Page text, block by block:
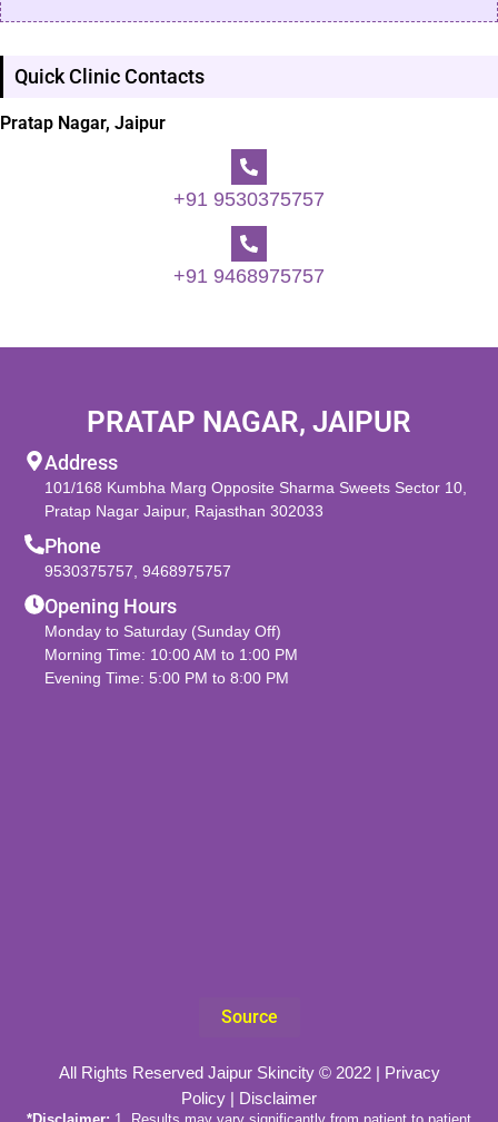
Quick Clinic Contacts
Pratap Nagar, Jaipur
+91 9530375757
+91 9468975757
PRATAP NAGAR, JAIPUR
Address
101/168 Kumbha Marg Opposite Sharma Sweets Sector 10,
Pratap Nagar Jaipur, Rajasthan 302033
Phone
9530375757,9468975757
Opening Hours
Monday to Saturday (Sunday Off)
Morning Time: 10:00 AM to 1:00 PM
Evening Time: 5:00 PM to 8:00 PM
Source
All Rights Reserved Jaipur Skincity © 2022 | Privacy
Policy | Disclaimer